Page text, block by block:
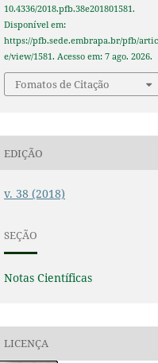
10.4336/2018.pfb.38e201801581.
Disponível em:
https://pfb.sede.embrapa.br/pfb/
e/view/1581. Acesso em: 7 ago. 2026.
Fomatos de Citação
EDIÇÃO
v. 38 (2018)
SEÇÃO
Notas Científicas
LICENÇA